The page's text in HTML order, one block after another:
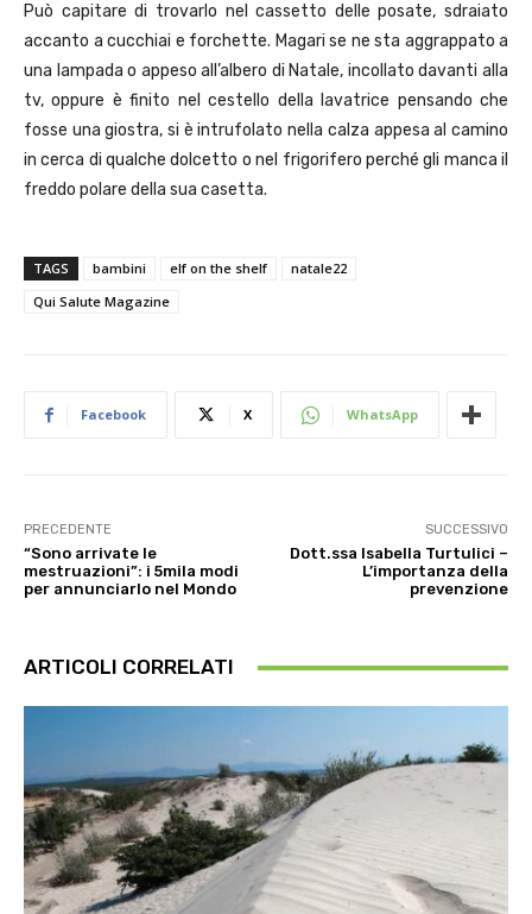
Può capitare di trovarlo nel cassetto delle posate, sdraiato
accanto a cucchiai e forchette. Magari se ne sta aggrappato a
una lampada o appeso all’albero di Natale, incollato davanti alla
tv, oppure è finito nel cestello della lavatrice pensando che
fosse una giostra, si è intrufolato nella calza appesa al camino
in cerca di qualche dolcetto o nel frigorifero perché gli manca il
freddo polare della sua casetta.
TAGS bambini elf on the shelf
natale22
Qui Salute Magazine
Facebook X WhatsApp
PRECEDENTE
“Sono arrivate le
mestruazioni”: i 5mila modi
per annunciarlo nel Mondo
SUCCESSIVO
Dott.ssa Isabella Turtulici –
L’importanza della
prevenzione
ARTICOLI CORRELATI